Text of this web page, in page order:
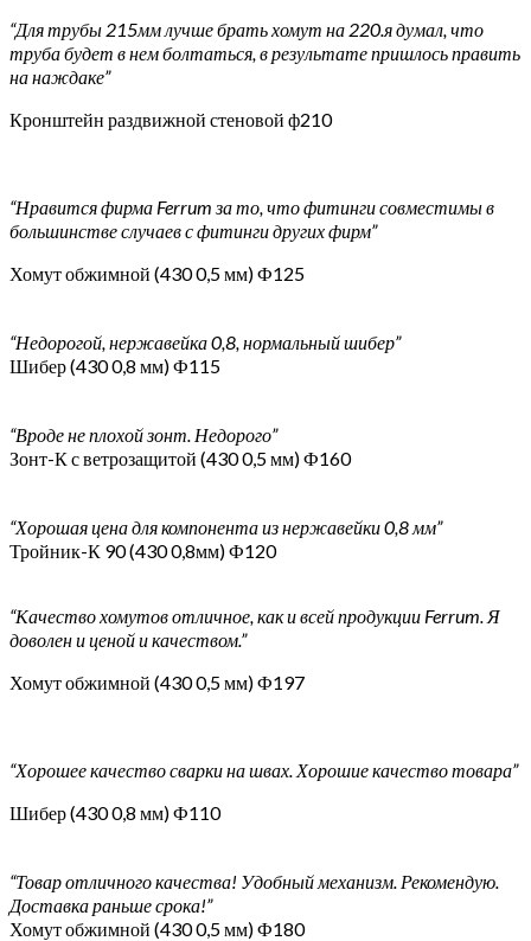
“Для трубы 215мм лучше брать хомут на 220.я думал, что
труба будет в нем болтаться, в результате пришлось править
на наждаке”
Кронштейн раздвижной стеновой ф210
“Нравится фирма Ferrum за то, что фитинги совместимы в
большинстве случаев с фитинги других фирм”
Хомут обжимной (430 0,5 мм) Ф125
“Недорогой, нержавейка 0,8, нормальный шибер”
Шибер (430 0,8 мм) Ф115
“Вроде не плохой зонт. Недорого”
Зонт-К с ветрозащитой (430 0,5 мм) Ф160
“Хорошая цена для компонента из нержавейки 0,8 мм”
Тройник-К 90 (430 0,8мм) Ф120
“Качество хомутов отличное, как и всей продукции Ferrum. Я
доволен и ценой и качеством.”
Хомут обжимной (430 0,5 мм) Ф197
“Хорошее качество сварки на швах. Хорошие качество товара”
Шибер (430 0,8 мм) Ф110
“Товар отличного качества! Удобный механизм. Рекомендую.
Доставка раньше срока!”
Хомут обжимной (430 0,5 мм) Ф180